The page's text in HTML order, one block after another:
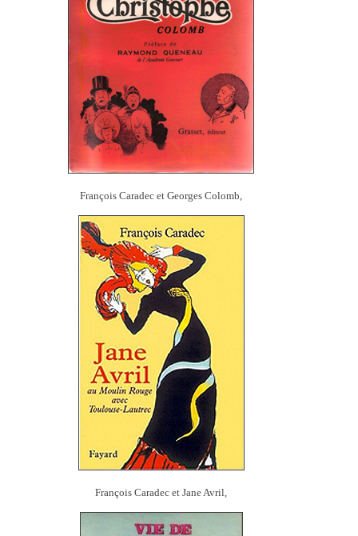
François Caradec et Georges Colomb,
François Caradec et Jane Avril,